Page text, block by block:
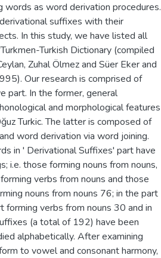
as word derivation procedures.
suffixes with their
In this study, we have listed all
Turkish Dictionary (compiled
Zuhal Ölmez and Süer Eker and
Our research is comprised of
part. In the former, general
and morphological features
Turkic. The latter is composed of
word derivation via word joining.
in ' Derivational Suffixes' part have
i.e. those forming nouns from nouns,
verbs from nouns and those
nouns from nouns 76; in the part
forming verbs from nouns 30 and in
(a total of 192) have been
alphabetically. After examining
to vowel and consonant harmony,